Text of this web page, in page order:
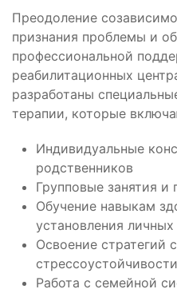
Преодоление
признания проблемы и
профессиональной
реабилитационных
разработаны
терапии, которые
Индивидуальные
родственников
Групповые занятия
Обучение навыкам
установления личных
Освоение стратегий
стрессоустойчивости
Работа с семейной